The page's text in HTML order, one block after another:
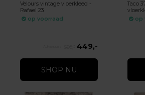
Velours vintage vloerkleed -
Rafael 23
op voorraad
449,-
SHOP NU
Taco
op